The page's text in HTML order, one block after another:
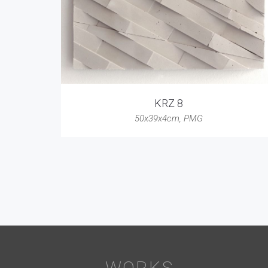
KRZ 8
50x39x4cm, PMG